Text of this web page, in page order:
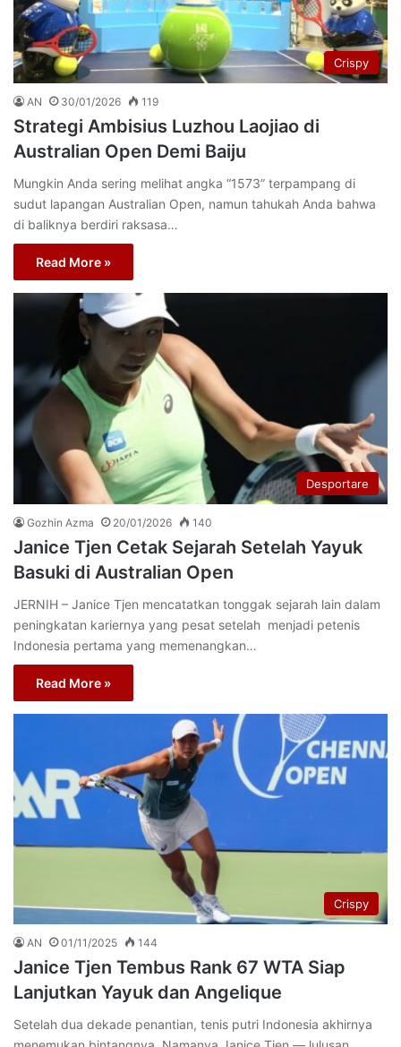
Crispy
AN 30/01/2026 119
Strategi Ambisius Luzhou Laojiao di
Australian Open Demi Baiju
Mungkin Anda sering melihat angka “1573” terpampang di
sudut lapangan Australian Open, namun tahukah Anda bahwa
di baliknya berdiri raksasa…
Read More »
Desportare
Gozhin Azma 20/01/2026 140
Janice Tjen Cetak Sejarah Setelah Yayuk
Basuki di Australian Open
JERNIH – Janice Tjen mencatatkan tonggak sejarah lain dalam
peningkatan kariernya yang pesat setelah menjadi petenis
Indonesia pertama yang memenangkan…
Read More »
Crispy
AN 01/11/2025 144
Janice Tjen Tembus Rank 67 WTA Siap
Lanjutkan Yayuk dan Angelique
Setelah dua dekade penantian, tenis putri Indonesia akhirnya